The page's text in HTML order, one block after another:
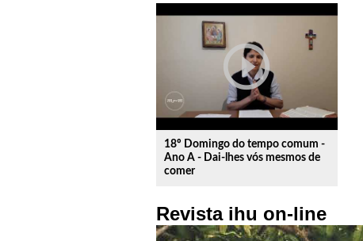
play_circle_outline
18º Domingo do tempo comum -
Ano A - Dai-lhes vós mesmos de
comer
Revista ihu on-line